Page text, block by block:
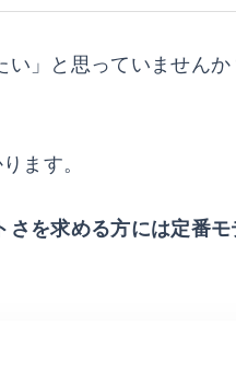
」と思っていません
ます。
を求める方には定番モ